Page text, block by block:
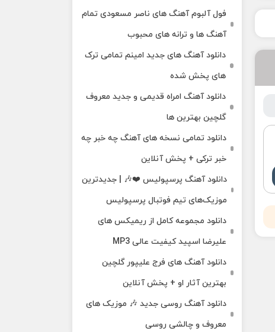
فول آلبوم آهنگ‌ های ناصر مسعودی تمام
آهنگ‌ ها و ترانه‌ های محبوب
دانلود آهنگ های جدید امینم تمامی ترک
های پخش شده
دانلود آهنگ امراه قدیمی و جدید معروف
گلچین بهترین ها
دانلود تمامی نسخه های آهنگ چه خبر چه
خبر ترکی + پخش آنلاین
دانلود آهنگ پرسپولیس ❤️🎶 | جدیدترین
موزیک‌های تیم فوتبال پرسپولیس
دانلود مجموعه کامل از ریمیکس های
علیرضا اسپید کیفیت عالی MP3
دانلود آهنگ های فرج علیپور گلچین
بهترین آثار او + پخش آنلاین
دانلود آهنگ روسی جدید 🎶 موزیک‌ های
معروف و چالشی روسی